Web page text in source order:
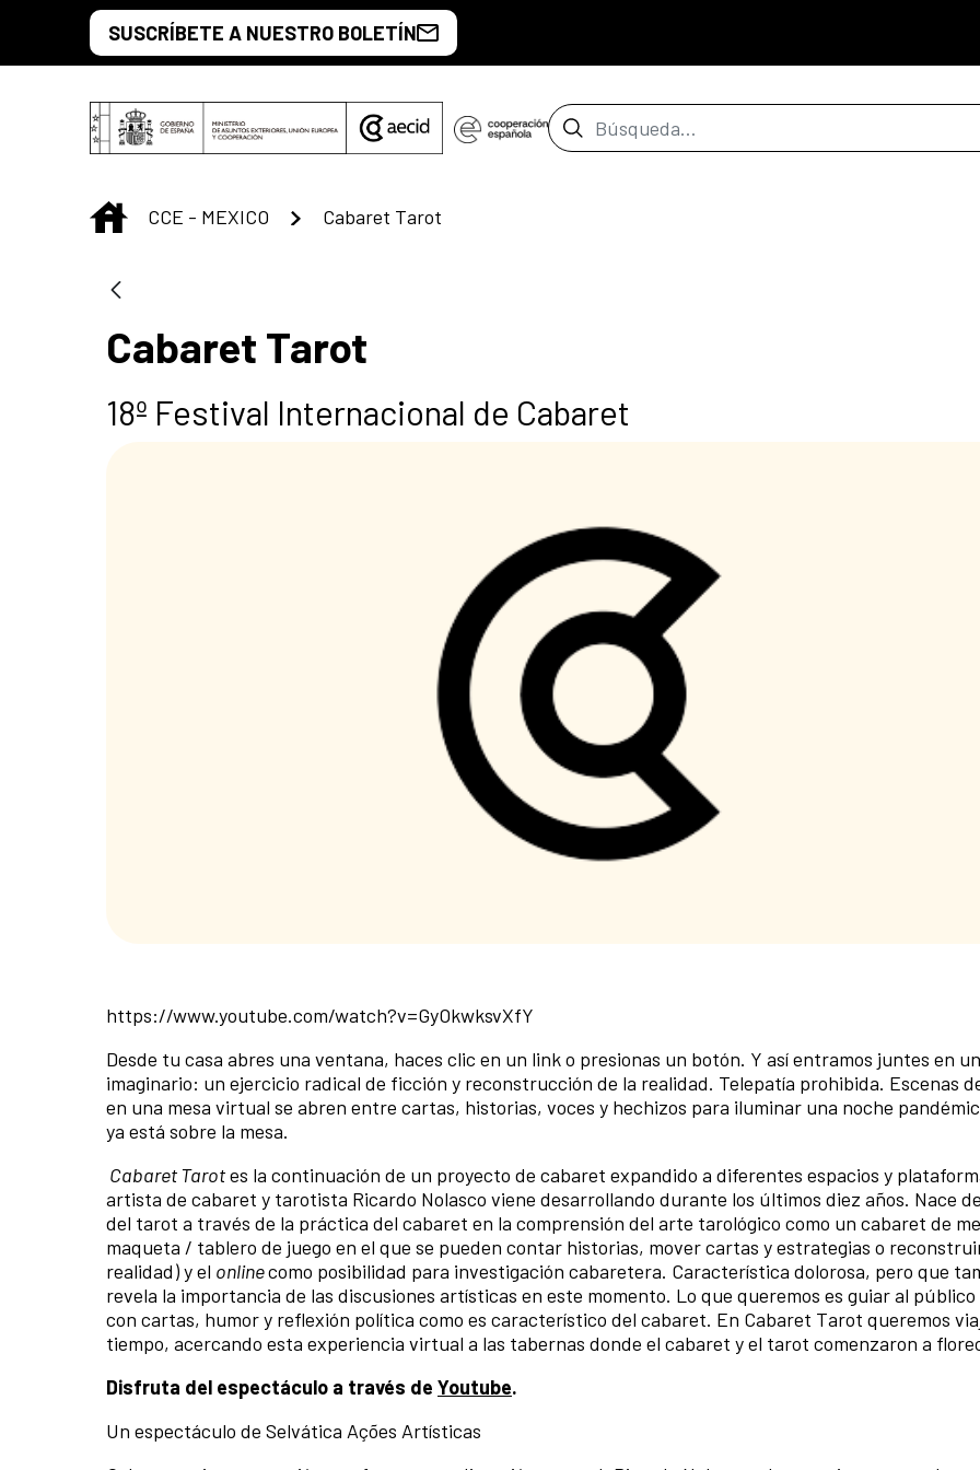
Saltar al contenido principal
SUSCRÍBETE A NUESTRO BOLETÍN
Barra de búsqueda
INICIO
CCE - MEXICO Cabaret Tarot
Cabaret Tarot
18º Festival Internacional de Cabaret
https://www.youtube.com/watch?v=GyOkwksvXfY
Desde tu casa abres una ventana, haces clic en un link o presionas un botón. Y así entramos juntes en
imaginario: un ejercicio radical de ficción y reconstrucción de la realidad. Telepatía prohibida. Escenas
en una mesa virtual se abren entre cartas, historias, voces y hechizos para iluminar una noche
ya está sobre la mesa.
Cabaret Tarotes la continuación de un proyecto de cabaret expandido a diferentes espacios y
artista de cabaret y tarotista Ricardo Nolasco viene desarrollando durante los últimos diez años. Nace
del tarot a través de la práctica del cabaret en la comprensión del arte tarológico como un cabaret de
maqueta / tablero de juego en el que se pueden contar historias, mover cartas y estrategias o
realidad) y el onlinecomo posibilidad para investigación cabaretera. Característica dolorosa, pero que
revela la importancia de las discusiones artísticas en este momento. Lo que queremos es guiar al
con cartas, humor y reflexión política como es característico del cabaret. En Cabaret Tarot queremos
tiempo, acercando esta experiencia virtual a las tabernas donde el cabaret y el tarot comenzaron a
Disfruta del espectáculo a través de Youtube.
Un espectáculo de Selvática Ações Artísticas